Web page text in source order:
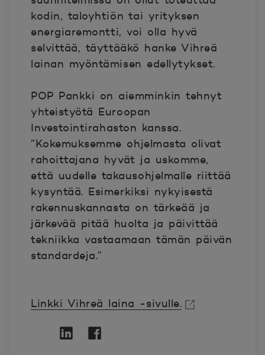
kodin, taloyhtiön tai yrityksen
energiaremontti, voi olla hyvä
selvittää, täyttääkö hanke Vihreä
lainan myöntämisen edellytykset.
POP Pankki on aiemminkin tehnyt
yhteistyötä Euroopan
Investointirahaston kanssa.
”Kokemuksemme ohjelmasta olivat
rahoittajana hyvät ja uskomme,
että uudelle takausohjelmalle riittää
kysyntää. Esimerkiksi nykyisestä
rakennuskannasta on tärkeää ja
järkevää pitää huolta ja päivittää
tekniikka vastaamaan tämän päivän
standardeja.”
Linkki Vihreä laina -sivulle.